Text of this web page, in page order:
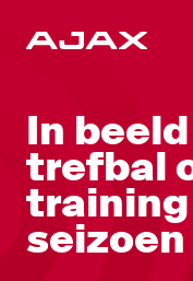
In
trefbal
seizoen